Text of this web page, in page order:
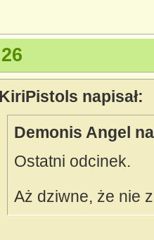
KiriPistols napisał:
Demonis Angel
Ostatni odcinek.
Aż dziwne, że nie